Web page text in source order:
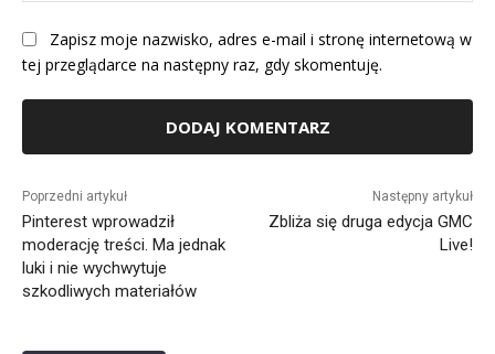
Zapisz moje nazwisko, adres e-mail i stronę internetową w
tej przeglądarce na następny raz, gdy skomentuję.
Poprzedni artykuł
Pinterest wprowadził
moderację treści. Ma jednak
luki i nie wychwytuje
szkodliwych materiałów
Następny artykuł
Zbliża się druga edycja GMC
Live!